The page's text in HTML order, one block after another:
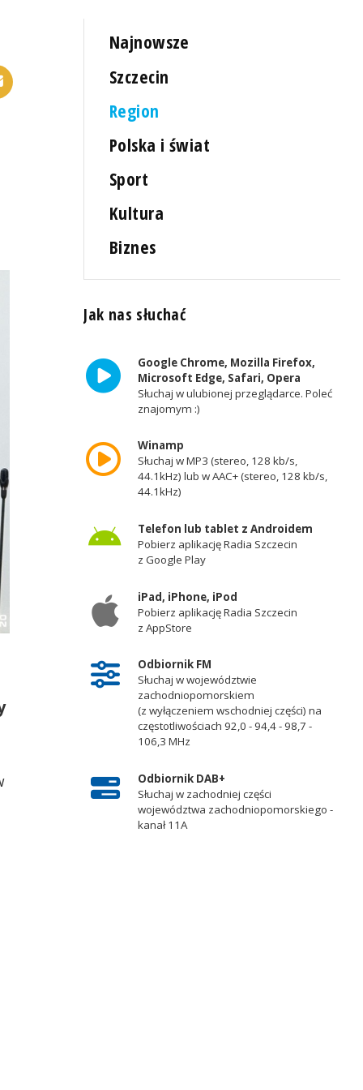
Najnowsze
Szczecin
Region
Polska i świat
Sport
Kultura
Biznes
Jak nas słuchać
Google Chrome, Mozilla Firefox,
Microsoft Edge, Safari, Opera
Słuchaj w ulubionej przeglądarce. Poleć
znajomym :)
Winamp
Słuchaj w MP3 (stereo, 128 kb/s,
44.1kHz) lub w AAC+ (stereo, 128 kb/s,
44.1kHz)
Telefon lub tablet z Androidem
Pobierz aplikację Radia Szczecin
z Google Play
iPad, iPhone, iPod
Pobierz aplikację Radia Szczecin
z AppStore
Odbiornik FM
Słuchaj w województwie
zachodniopomorskiem
(z wyłączeniem wschodniej części) na
częstotliwościach 92,0 - 94,4 - 98,7 -
106,3 MHz
Odbiornik DAB+
Słuchaj w zachodniej części
województwa zachodniopomorskiego -
kanał 11A